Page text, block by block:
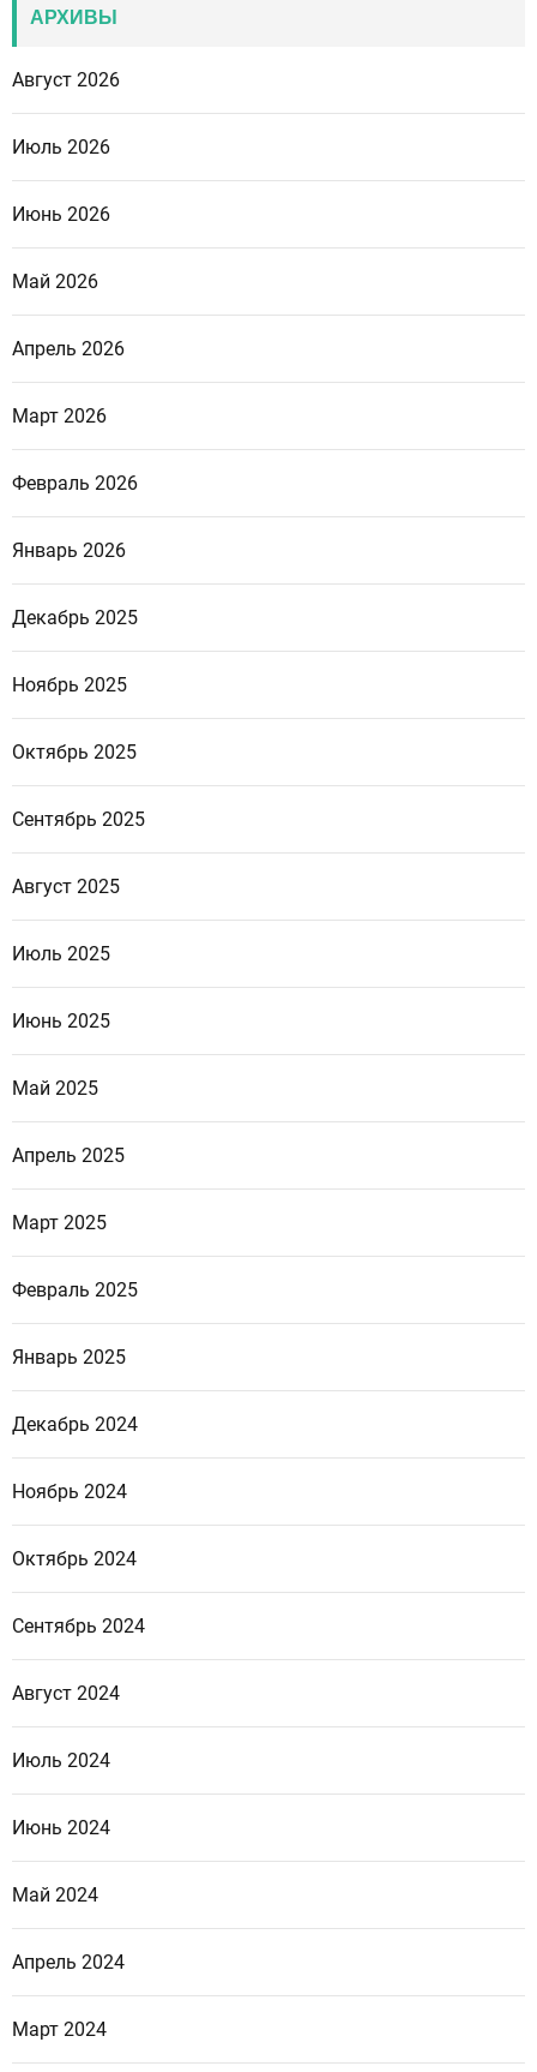
АРХИВЫ
Август 2026
Июль 2026
Июнь 2026
Май 2026
Апрель 2026
Март 2026
Февраль 2026
Январь 2026
Декабрь 2025
Ноябрь 2025
Октябрь 2025
Сентябрь 2025
Август 2025
Июль 2025
Июнь 2025
Май 2025
Апрель 2025
Март 2025
Февраль 2025
Январь 2025
Декабрь 2024
Ноябрь 2024
Октябрь 2024
Сентябрь 2024
Август 2024
Июль 2024
Июнь 2024
Май 2024
Апрель 2024
Март 2024